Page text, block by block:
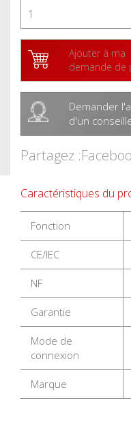
Ajouter à ma
demande de
Demander
d'un
Partagez :
Caractéristiques du
Fonction
CE/IEC
NF
Garantie
Mode de
connexion
Marque